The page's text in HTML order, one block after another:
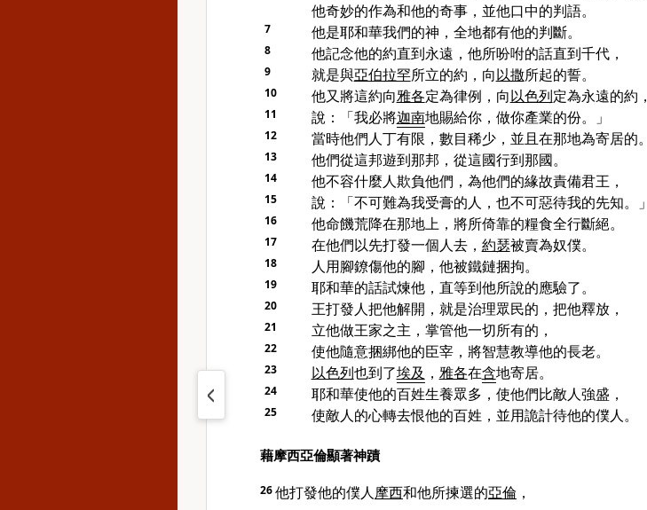
他奇妙的作為和他的奇事，並他口中的判語。
7 他是耶和華我們的神，全地都有他的判斷。
8 他記念他的約直到永遠，他所吩咐的話直到千代，
9 就是與亞伯拉罕所立的約，向以撒所起的誓。
10 他又將這約向雅各定為律例，向以色列定為永遠的約，
11 說：「我必將迦南地賜給你，做你產業的份。」
12 當時他們人丁有限，數目稀少，並且在那地為寄居的。
13 他們從這邦遊到那邦，從這國行到那國。
14 他不容什麼人欺負他們，為他們的緣故責備君王，
15 說：「不可難為我受膏的人，也不可惡待我的先知。」
16 他命饑荒降在那地上，將所倚靠的糧食全行斷絕。
17 在他們以先打發一個人去， 約瑟被賣為奴僕。
18 人用腳鐐傷他的腳，他被鐵鏈捆拘。
19 耶和華的話試煉他，直等到他所說的應驗了。
20 王打發人把他解開，就是治理眾民的，把他釋放，
21 立他做王家之主，掌管他一切所有的，
22 使他隨意捆綁他的臣宰，將智慧教導他的長老。
23 以色列也到了埃及 ， 雅各在含地寄居。
24 耶和華使他的百姓生養眾多，使他們比敵人強盛，
25 使敵人的心轉去恨他的百姓，並用詭計待他的僕人。
藉摩西亞倫顯著神蹟
26他打發他的僕人摩西和他所揀選的亞倫 ，